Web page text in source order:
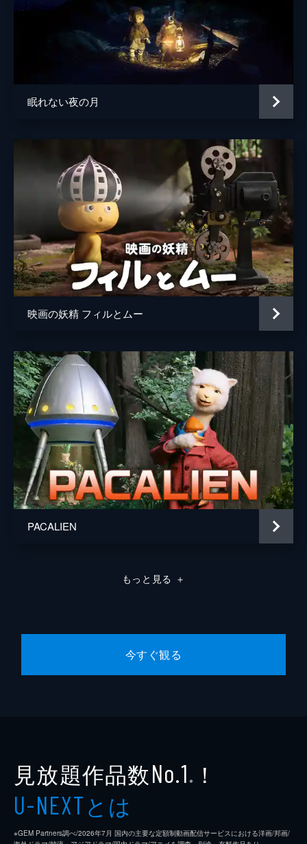
眠れない夜の月
映画の妖精 フィルとムー
PACALIEN
もっと見る ＋
今すぐ観る
見放題作品数No.1 ※ ！
U-NEXTとは
※GEM Partners調べ/2026年7⽉ 国内の主要な定額制動画配信サービスにおける洋画/邦画/